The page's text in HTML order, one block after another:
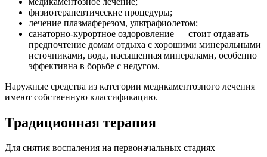
физиотерапевтические процедуры;
лечение плазмаферезом, ультрафиолетом;
санаторно-курортное оздоровление — стоит отдавать
предпочтение домам отдыха с хорошими минеральными
источниками, вода, насыщенная минералами, особенно
эффективна в борьбе с недугом.
Наружные средства из категории медикаментозного лечения
имеют собственную классификацию.
Традиционная терапия
Для снятия воспаления на первоначальных стадиях